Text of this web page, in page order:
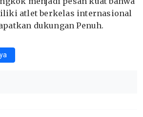
atlet berkelas internasional
dukungan Penuh.